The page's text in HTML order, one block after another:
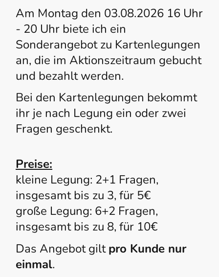
Am Montag den 03.08.2026 16 Uhr
- 20 Uhr biete ich ein
Sonderangebot zu Kartenlegungen
an, die im Aktionszeitraum gebucht
und bezahlt werden.
Bei den Kartenlegungen bekommt
ihr je nach Legung ein oder zwei
Fragen geschenkt.
Preise:
kleine Legung: 2+1 Fragen,
insgesamt bis zu 3, für 5€
große Legung: 6+2 Fragen,
insgesamt bis zu 8, für 10€
Das Angebot giltpro Kunde nur
einmal.